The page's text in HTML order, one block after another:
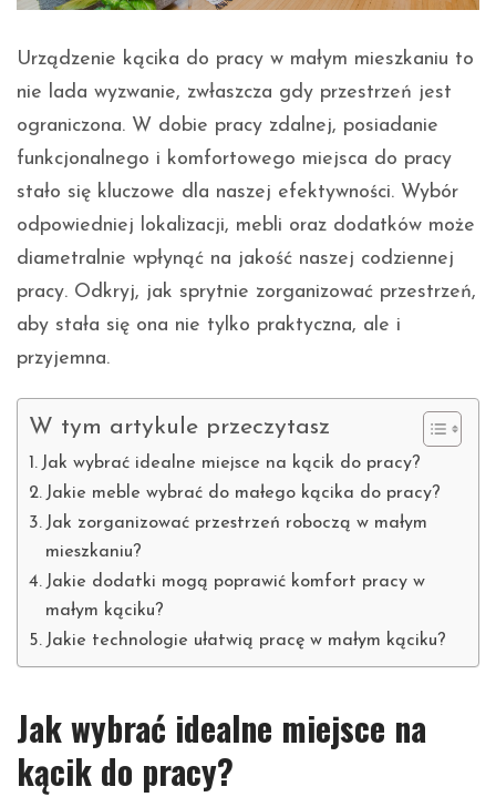
Urządzenie kącika do pracy w małym mieszkaniu to
nie lada wyzwanie, zwłaszcza gdy przestrzeń jest
ograniczona. W dobie pracy zdalnej, posiadanie
funkcjonalnego i komfortowego miejsca do pracy
stało się kluczowe dla naszej efektywności. Wybór
odpowiedniej lokalizacji, mebli oraz dodatków może
diametralnie wpłynąć na jakość naszej codziennej
pracy. Odkryj, jak sprytnie zorganizować przestrzeń,
aby stała się ona nie tylko praktyczna, ale i
przyjemna.
W tym artykule przeczytasz
Jak wybrać idealne miejsce na kącik do pracy?
Jakie meble wybrać do małego kącika do pracy?
Jak zorganizować przestrzeń roboczą w małym
mieszkaniu?
Jakie dodatki mogą poprawić komfort pracy w
małym kąciku?
Jakie technologie ułatwią pracę w małym kąciku?
Jak wybrać idealne miejsce na
kącik do pracy?